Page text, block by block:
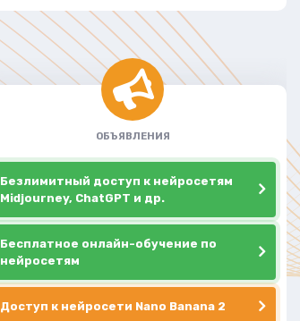
ОБЪЯВЛЕНИЯ
Безлимитный доступ к нейросетям
Midjourney, ChatGPT и др.
Бесплатное онлайн-обучение по
нейросетям
Доступ к нейросети Nano Banana 2